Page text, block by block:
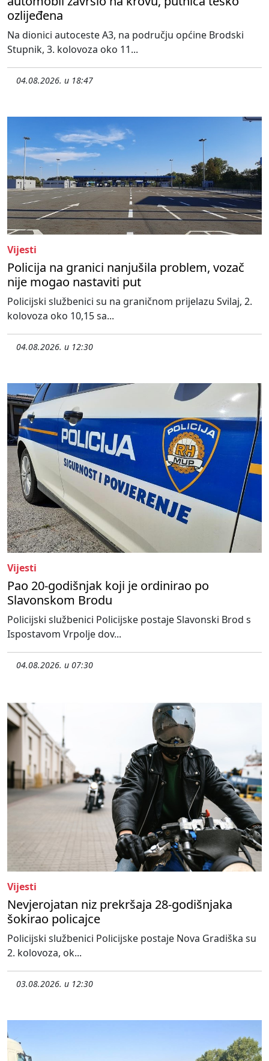
ozlijeđena
Na dionici autoceste A3, na području općine Brodski
Stupnik, 3. kolovoza oko 11...
04.08.2026. u 18:47
Vijesti
Policija na granici nanjušila problem, vozač
nije mogao nastaviti put
Policijski službenici su na graničnom prijelazu Svilaj, 2.
kolovoza oko 10,15 sa...
04.08.2026. u 12:30
Vijesti
Pao 20-godišnjak koji je ordinirao po
Slavonskom Brodu
Policijski službenici Policijske postaje Slavonski Brod s
Ispostavom Vrpolje dov...
04.08.2026. u 07:30
Vijesti
Nevjerojatan niz prekršaja 28-godišnjaka
šokirao policajce
Policijski službenici Policijske postaje Nova Gradiška su
2. kolovoza, ok...
03.08.2026. u 12:30